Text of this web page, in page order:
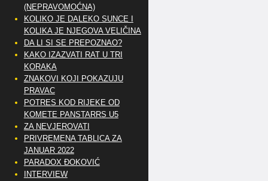
(NEPRAVOMOĆNA)
KOLIKO JE DALEKO SUNCE I
KOLIKA JE NJEGOVA VELIČINA
DA LI SI SE PREPOZNAO?
KAKO IZAZVATI RAT U TRI
KORAKA
ZNAKOVI KOJI POKAZUJU
PRAVAC
POTRES KOD RIJEKE OD
KOMETE PANSTARRS U5
ZA NEVJEROVATI
PRIVREMENA TABLICA ZA
JANUAR 2022
PARADOX ĐOKOVIĆ
INTERVIEW